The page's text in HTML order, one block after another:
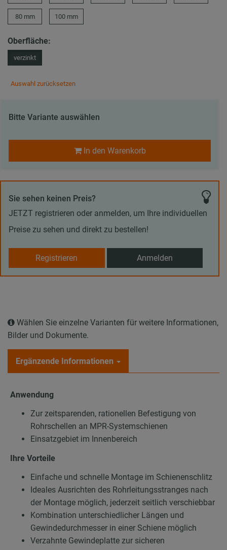
80 mm 100 mm
Oberfläche:
verzinkt
Auswahl zurücksetzen
Bitte Variante auswählen
In den Warenkorb
Sie sehen keinen Preis?
JETZT registrieren oder anmelden, um Ihre individuellen
Preise zu sehen und direkt zu bestellen!
Registrieren Anmelden
Wählen Sie einzelne Varianten für weitere Informationen,
Bilder und Dokumente.
Ergänzende Informationen
Anwendung
Zur zeitsparenden, rationellen Befestigung von
Rohrschellen an MPR-Systemschienen
Einsatzgebiet im Innenbereich
Ihre Vorteile
Einfache und schnelle Montage im Schienenschlitz
Ideales Ausrichten des Rohrleitungsstranges nach
der Montage möglich, jederzeit seitlich verschiebbar
Kombination unterschiedlicher Längen und
Gewindedurchmesser in einer Schiene möglich
Verzahnte Gewindeplatte zur sicheren